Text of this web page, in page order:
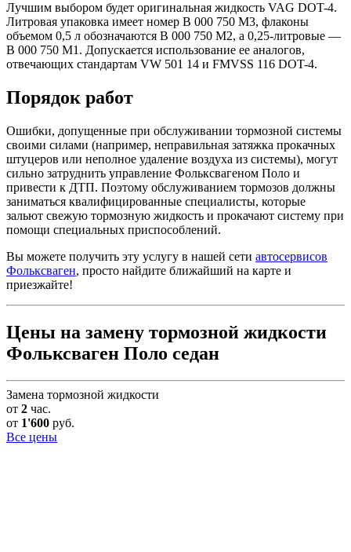
Лучшим выбором будет оригинальная жидкость VAG DOT-4.
Литровая упаковка имеет номер B 000 750 M3, флаконы
объемом 0,5 л обозначаются B 000 750 M2, а 0,25-литровые —
B 000 750 M1. Допускается использование ее аналогов,
отвечающих стандартам VW 501 14 и FMVSS 116 DOT-4.
Порядок работ
Ошибки, допущенные при обслуживании тормозной системы
своими силами (например, неправильная затяжка прокачных
штуцеров или неполное удаление воздуха из системы), могут
сильно затруднить управление Фольксвагеном Поло и
привести к ДТП. Поэтому обслуживанием тормозов должны
заниматься квалифицированные специалисты, которые
зальют свежую тормозную жидкость и прокачают систему при
помощи специальных приспособлений.
Вы можете получить эту услугу в нашей сети автосервисов
Фольксваген, просто найдите ближайший на карте и
приезжайте!
Цены на замену тормозной жидкости
Фольксваген Поло седан
Замена тормозной жидкости
от 2 час.
от 1'600 руб.
Все цены